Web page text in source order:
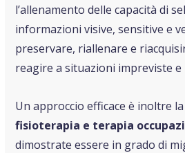
l’allenamento delle capacità di
informazioni visive, sensitive e
preservare, riallenare e
reagire a situazioni impreviste e
Un approccio efficace è inoltre la
fisioterapia e terapia
dimostrate essere in grado di